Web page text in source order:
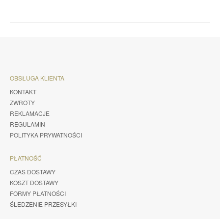
OBSŁUGA KLIENTA
KONTAKT
ZWROTY
REKLAMACJE
REGULAMIN
POLITYKA PRYWATNOŚCI
PŁATNOŚĆ
CZAS DOSTAWY
KOSZT DOSTAWY
FORMY PŁATNOŚCI
ŚLEDZENIE PRZESYŁKI